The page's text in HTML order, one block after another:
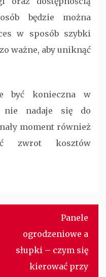
będzie można
w sposób szybki
ważne, aby uniknąć
być konieczna w
nie nadaje się do
moment również
zwrot kosztów
Panele
ogrodzeniowe a
słupki – czym się
kierować przy